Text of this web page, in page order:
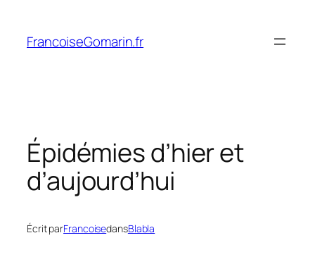
contenu
FrancoiseGomarin.fr
Épidémies d’hier et
d’aujourd’hui
Écrit parFrancoisedansBlabla